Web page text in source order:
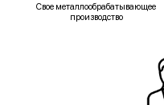
Свое металлообрабатывающее
производство